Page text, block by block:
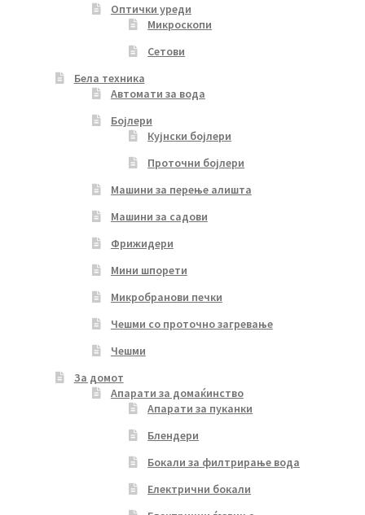
Оптички уреди
Микроскопи
Сетови
Бела техника
Автомати за вода
Бојлери
Кујнски бојлери
Проточни бојлери
Машини за перење алишта
Машини за садови
Фрижидери
Мини шпорети
Микробранови печки
Чешми со проточно загревање
Чешми
За домот
Апарати за домаќинство
Апарати за пуканки
Блендери
Бокали за филтрирање вода
Електрични бокали